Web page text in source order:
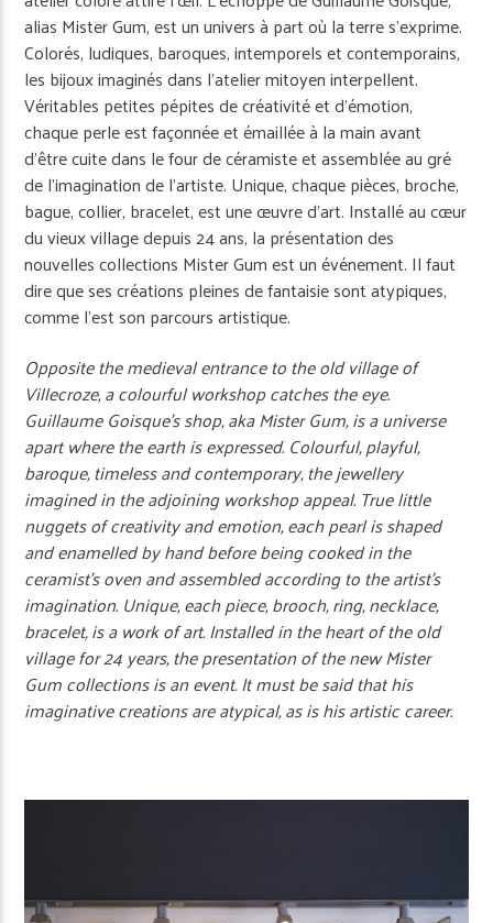
alias Mister Gum, est un univers à part où la terre s’exprime.
Colorés, ludiques, baroques, intemporels et contemporai­ns,
les bijoux imaginés dans l’atelier mitoyen interpellent.
Véritables petites pépites de créativité et d’émotion,
chaque perle est façonnée et émaillée à la main avant
d’être cuite dans le four de céramiste et assemblée au gré
de l’imagination de l’artiste. Unique, chaque pièces, broche,
bague, collier, bracelet, est une œuvre d’art. Installé au cœur
du vieux village depuis 24 ans, la présentation des
nouvelles collections Mister Gum est un événement. Il faut
dire que ses créations pleines de fantaisie sont atypiques,
comme l’est son parcours artistique.
Opposite the medieval entrance to the old village of
Villecroze, a colourful workshop catches the eye.
Guillaume Goisque’s shop, aka Mister Gum, is a universe
apart where the earth is expressed. Colourful, playful,
baroque, timeless and contemporary, the jewellery
imagined in the adjoining workshop appeal. True little
nuggets of creativity and emotion, each pearl is shaped
and enamelled by hand before being cooked in the
ceramist’s oven and assembled according to the artist’s
imagination. Unique, each piece, brooch, ring, necklace,
bracelet, is a work of art. Installed in the heart of the old
village for 24 years, the presentation of the new Mister
Gum collections is an event. It must be said that his
imaginative creations are atypical, as is his artistic career.